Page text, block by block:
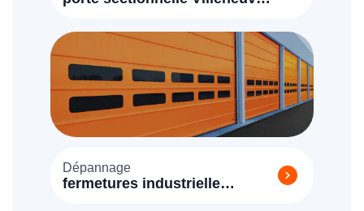
Dépannage
fermetures industrielle